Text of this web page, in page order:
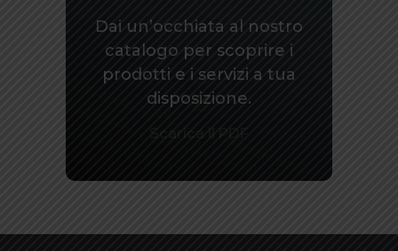
Dai un’occhiata al nostro
catalogo per scoprire i
prodotti e i servizi a tua
disposizione.
Scarica il PDF